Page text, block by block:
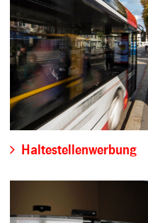
Haltestellenwerbung